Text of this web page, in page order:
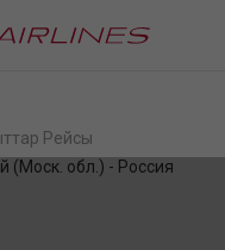
Рейсы
(Моск. обл.) - Россия